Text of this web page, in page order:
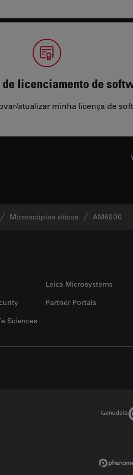
licenciamento de
atualizar minha licença de
Microscópios óticos AM6000
Leica Microsystems
Partner Portals
Sciences
Devices Link